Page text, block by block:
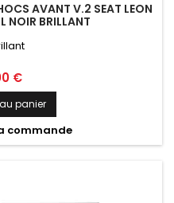
AVANT V.2 SEAT LEON
NOIR BRILLANT
€
panier
commande